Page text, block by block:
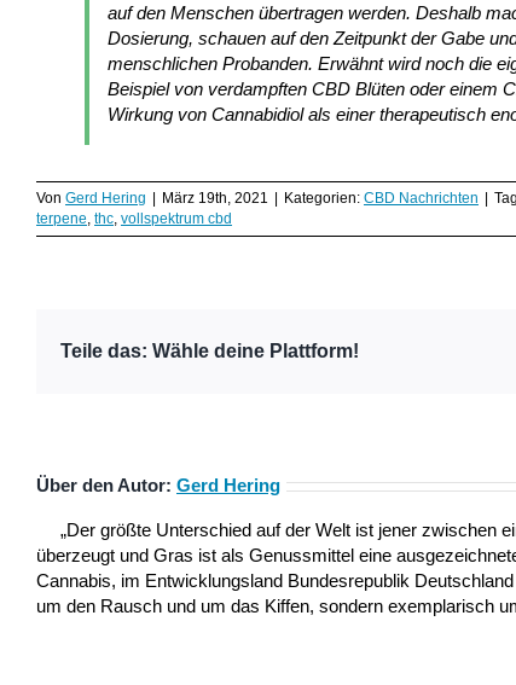
auf den Menschen übertragen werden. Deshalb
Dosierung, schauen auf den Zeitpunkt der Gabe
menschlichen Probanden. Erwähnt wird noch die
Beispiel von verdampften CBD Blüten oder einem
Wirkung von Cannabidiol als einer therapeutisch
Von Gerd Hering | März 19th, 2021 | Kategorien: CBD Nachrichten |
terpene, thc, vollspektrum cbd
Teile das: Wähle deine Plattform!
Über den Autor: Gerd Hering
„Der größte Unterschied auf der Welt ist jener zwischen
überzeugt und Gras ist als Genussmittel eine
Cannabis, im Entwicklungsland Bundesrepublik
um den Rausch und um das Kiffen, sondern exemplarisch